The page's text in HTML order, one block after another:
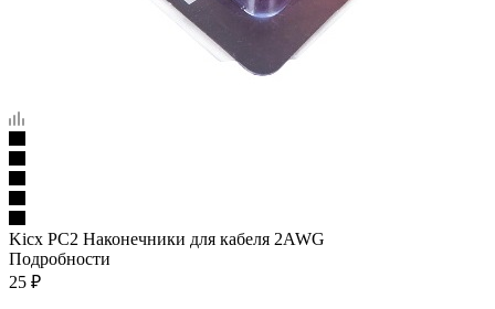
Kicx PC2 Наконечники для кабеля 2AWG
Подробности
25 ₽